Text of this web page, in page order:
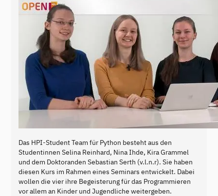
Das HPI-Student Team für Python besteht aus den
Studentinnen Selina Reinhard, Nina Ihde, Kira Grammel
und dem Doktoranden Sebastian Serth (v.l.n.r). Sie haben
diesen Kurs im Rahmen eines Seminars entwickelt. Dabei
wollen die vier ihre Begeisterung für das Programmieren
vor allem an Kinder und Jugendliche weitergeben.